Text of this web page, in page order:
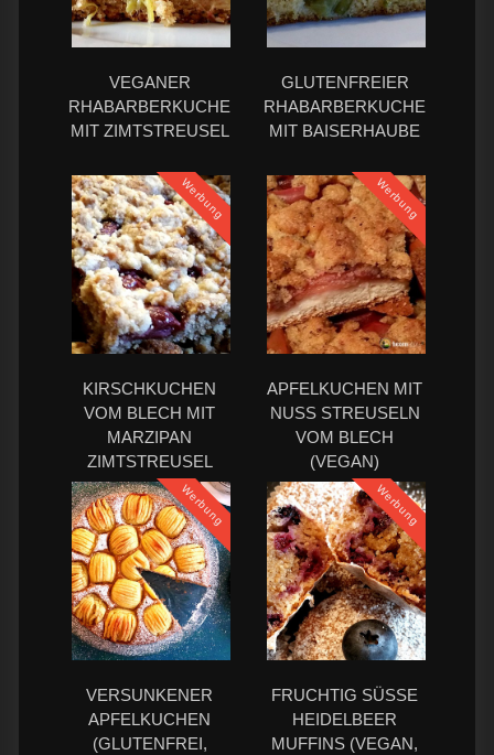
VEGANER
RHABARBERKUCHEN
MIT ZIMTSTREUSEL
GLUTENFREIER
RHABARBERKUCHEN
MIT BAISERHAUBE
Werbung
KIRSCHKUCHEN
VOM BLECH MIT
MARZIPAN
ZIMTSTREUSEL
(VEGAN, SOJAFREI)
Werbung
APFELKUCHEN MIT
NUSS STREUSELN
VOM BLECH
(VEGAN)
Werbung
VERSUNKENER
APFELKUCHEN
(GLUTENFREI,
Werbung
FRUCHTIG SÜSSE H
EIDELBEER M
UFFINS (VEGAN, S